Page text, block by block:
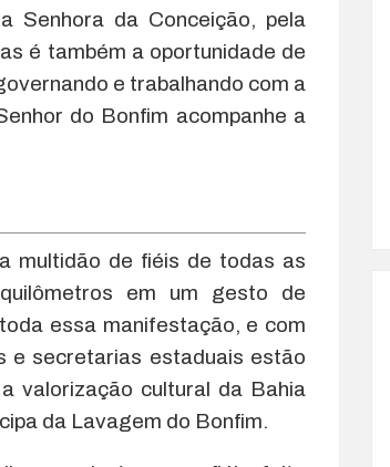
Senhora da Conceição, pela
é também a oportunidade de
e trabalhando com a
do Bonfim acompanhe a
multidão de fiéis de todas as
em um gesto de
essa manifestação, e com
e secretarias estaduais estão
valorização cultural da Bahia
da Lavagem do Bonfim.